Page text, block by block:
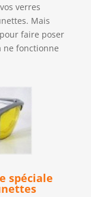
verres
Mais
faire poser
ne fonctionne
spéciale